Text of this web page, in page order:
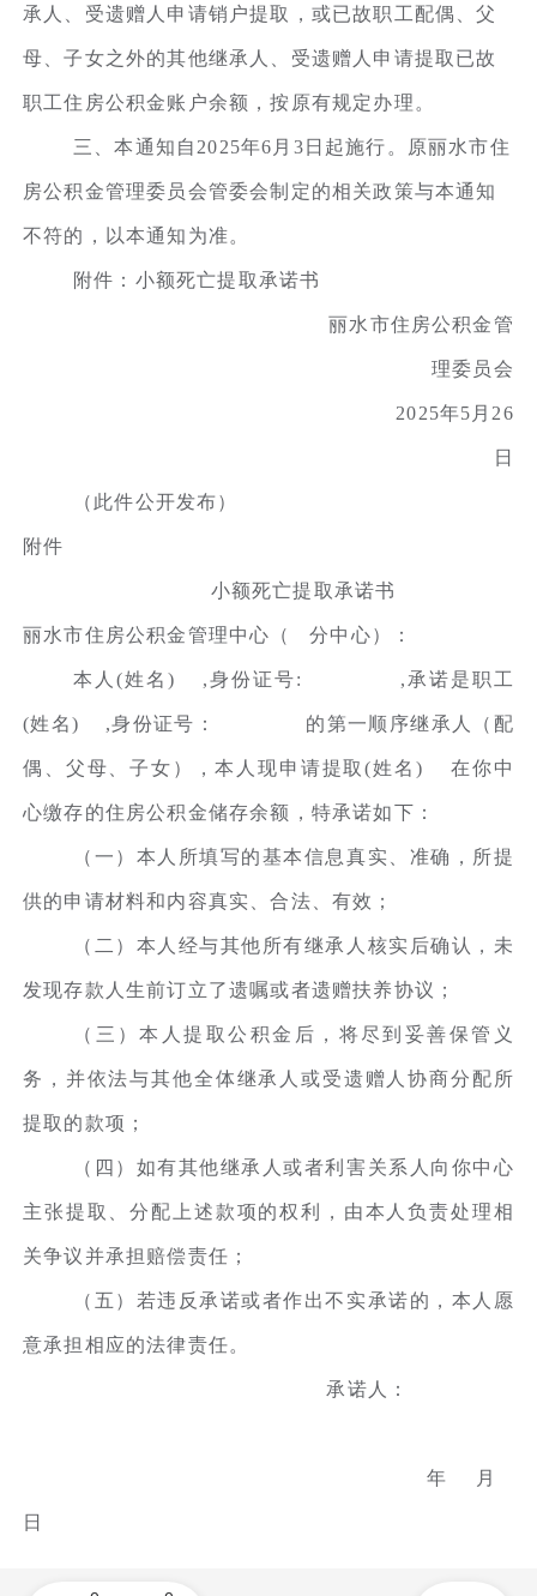
承人、受遗赠人申请销户提取，或已故职工配偶、父
母、子女之外的其他继承人、受遗赠人申请提取已故
职工住房公积金账户余额，按原有规定办理。
三、本通知自2025年6月3日起施行。原丽水市住
房公积金管理委员会管委会制定的相关政策与本通知
不符的，以本通知为准。
附件：小额死亡提取承诺书
丽水市住房公积金管
理委员会
2025年5月26
日
（此件公开发布）
附件
小额死亡提取承诺书
丽水市住房公积金管理中心（ 分中心）：
本人(姓名) ,身份证号: ,承诺是职工
(姓名) ,身份证号： 的第一顺序继承人（配
偶、父母、子女），本人现申请提取(姓名) 在你中
心缴存的住房公积金储存余额，特承诺如下：
（一）本人所填写的基本信息真实、准确，所提
供的申请材料和内容真实、合法、有效；
（二）本人经与其他所有继承人核实后确认，未
发现存款人生前订立了遗嘱或者遗赠扶养协议；
（三）本人提取公积金后，将尽到妥善保管义
务，并依法与其他全体继承人或受遗赠人协商分配所
提取的款项；
（四）如有其他继承人或者利害关系人向你中心
主张提取、分配上述款项的权利，由本人负责处理相
关争议并承担赔偿责任；
（五）若违反承诺或者作出不实承诺的，本人愿
意承担相应的法律责任。
承诺人：
年 月
日